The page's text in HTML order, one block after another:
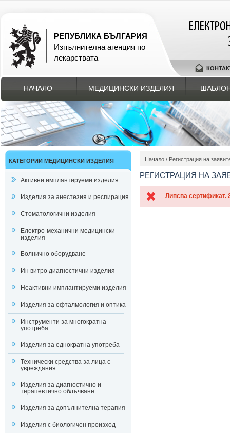
РЕПУБЛИКА БЪЛГАРИЯ
Изпълнителна агенция по
лекарствата
НАЧАЛО МЕДИЦИНСКИ ИЗДЕЛИЯ
КАТЕГОРИИ МЕДИЦИНСКИ ИЗДЕЛИЯ
Активни имплантируеми изделия
Изделия за анестезия и респирация
Стоматологични изделия
Електро-механични медицински
изделия
Болнично оборудване
Ин витро диагностични изделия
Неактивни имплантируеми изделия
Изделия за офталмология и оптика
Инструменти за многократна
употреба
Изделия за еднократна употреба
Технически средства за лица с
увреждания
Изделия за диагностично и
терапевтично облъчване
Изделия за допълнителна терапия
Изделия с биологичен произход
Начало / Регистрация на
РЕГИСТРАЦИЯ НА
Липсва сертификат.